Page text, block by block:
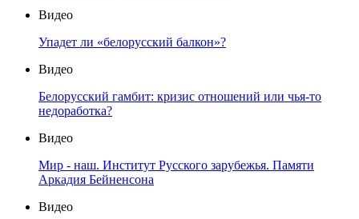
Видео
Упадет ли «белорусский балкон»?
Видео
Белорусский гамбит: кризис отношений или чья-то
недоработка?
Видео
Мир - наш. Институт Русского зарубежья. Памяти
Аркадия Бейненсона
Видео